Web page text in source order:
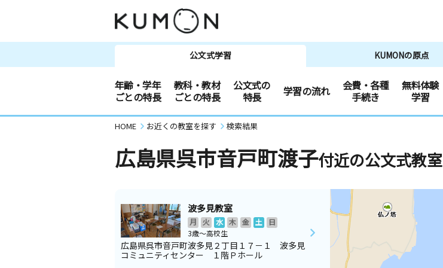
公文式学習 KUMONの原点
年齢・学年
ごとの特長
教科・教材
ごとの特長
公文式の
特長
学習の流れ
会費・各種
手続き
無料体験
学習
HOME お近くの教室を探す 検索結果
広島県呉市音戸町渡子付近の公文式教室
波多見教室
月 火 水 木 金 土
日
3歳～高校生
広島県呉市音戸町波多見２丁目１７－１ 波多見
コミュニティセンター １階Ｐホール